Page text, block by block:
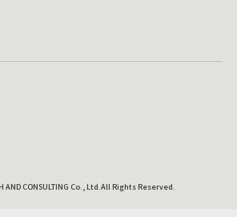
AND CONSULTING Co., Ltd.All Rights Reserved.